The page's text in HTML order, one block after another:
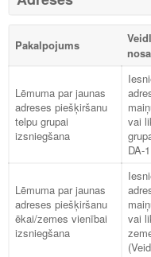
Pakalpojums
Lēmuma par jaunas
adreses piešķiršanu
telpu grupai
izsniegšana
vai
DA-
Lēmuma par jaunas
adreses piešķiršanu
ēkai/zemes vienībai
izsniegšana
vai